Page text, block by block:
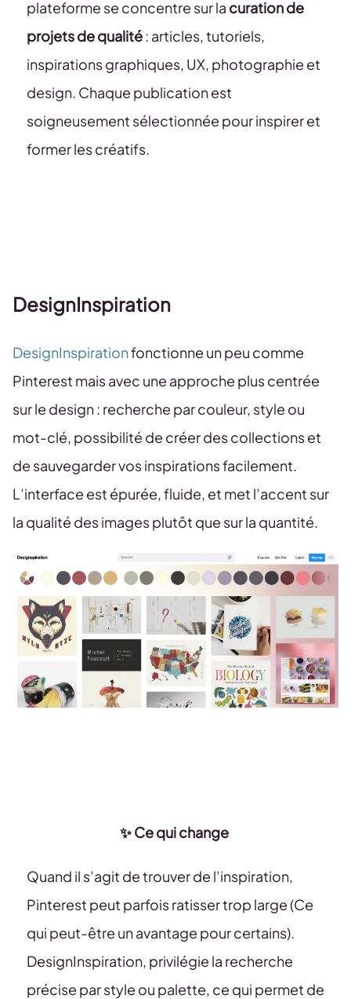
plateforme se concentre sur la curation de
projets de qualité: articles, tutoriels,
inspirations graphiques, UX, photographie et
design. Chaque publication est
soigneusement sélectionnée pour inspirer et
former les créatifs.
DesignInspiration
DesignInspirationfonctionne un peu comme
Pinterest mais avec une approche plus centrée
sur le design : recherche par couleur, style ou
mot-clé, possibilité de créer des collections et
de sauvegarder vos inspirations facilement.
L’interface est épurée, fluide, et met l’accent sur
la qualité des images plutôt que sur la quantité.
✨ Ce qui change
Quand il s’agit de trouver de l’inspiration,
Pinterest peut parfois ratisser trop large (Ce
qui peut-être un avantage pour certains).
DesignInspiration, privilégie la recherche
précise par style ou palette, ce qui permet de